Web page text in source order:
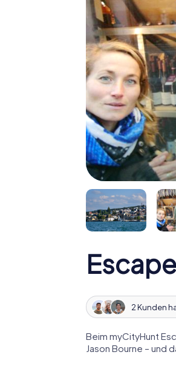
2 Kunden
Beim myCityHunt
Jason Bourne – und